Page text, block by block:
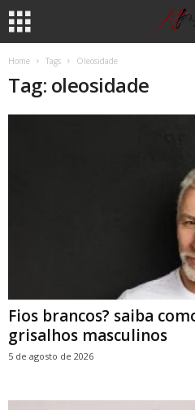
Home Tags Oleosidade
Tag: oleosidade
Fios brancos? saiba
grisalhos masculinos
5 de agosto de 2026